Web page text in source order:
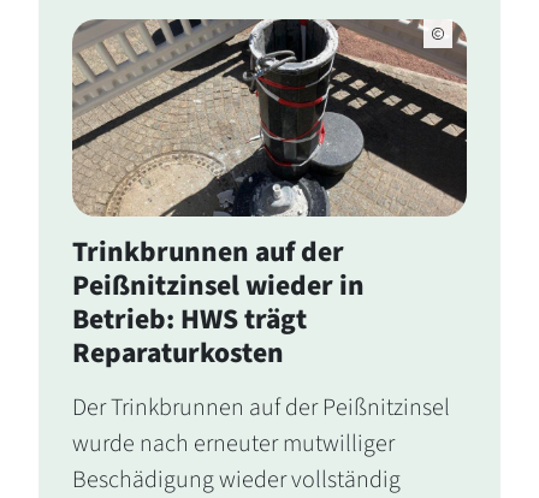
Trinkbrunnen auf der
Peißnitzinsel wieder in
Betrieb: HWS trägt
Reparaturkosten
Der Trinkbrunnen auf der Peißnitzinsel
wurde nach erneuter mutwilliger
Beschädigung wieder vollständig